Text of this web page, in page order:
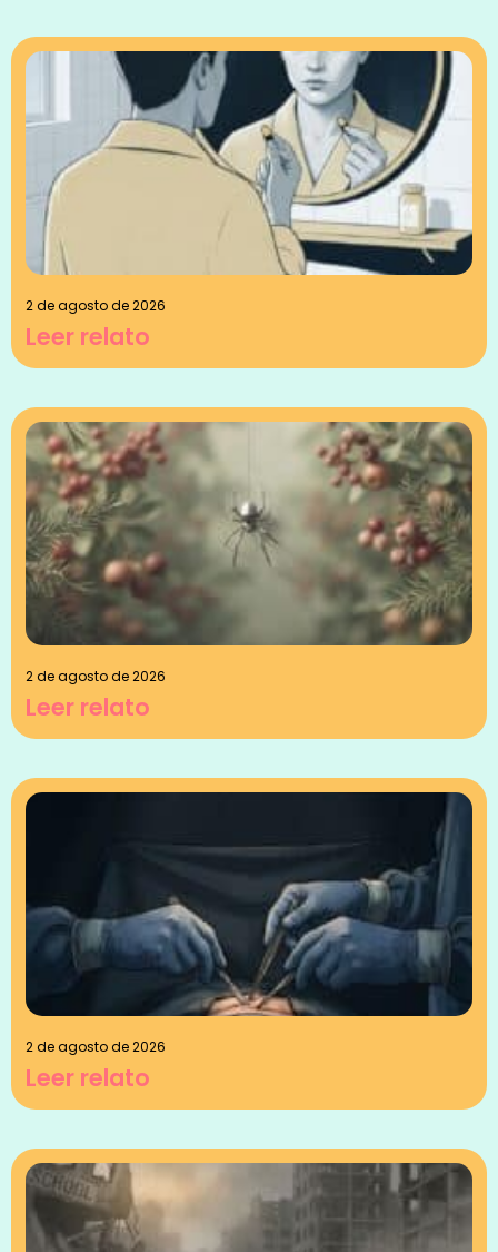
2 de agosto de 2026
Leer relato
2 de agosto de 2026
Leer relato
2 de agosto de 2026
Leer relato